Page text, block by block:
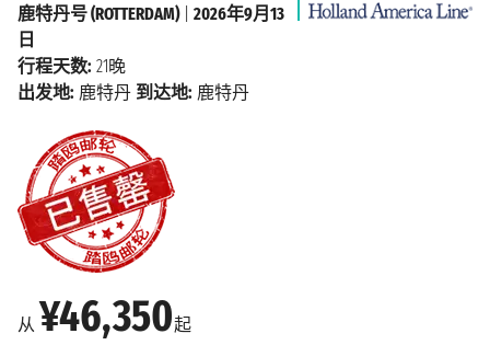
从 ¥46,350起
鹿特丹号 (ROTTERDAM)| 2026年9月13
日
行程天数: 21晚
出发地: 鹿特丹 到达地: 鹿特丹